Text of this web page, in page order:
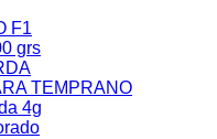
F1
grs
TEMPRANO
4g